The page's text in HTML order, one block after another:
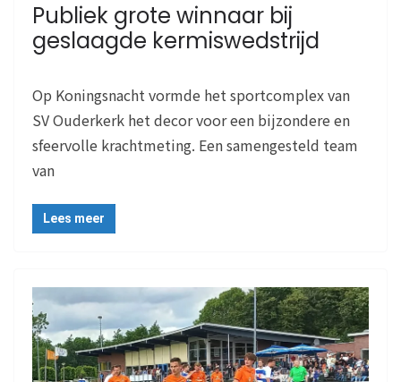
Publiek grote winnaar bij
geslaagde kermiswedstrijd
Op Koningsnacht vormde het sportcomplex van
SV Ouderkerk het decor voor een bijzondere en
sfeervolle krachtmeting. Een samengesteld team
van
Lees meer